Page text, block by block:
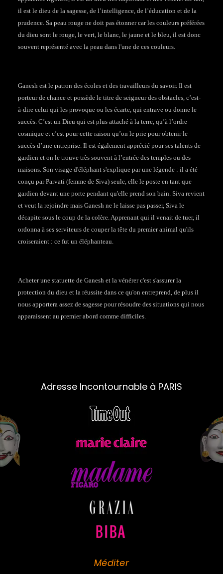
il est le dieu de la sagesse, de l’intelligence, de l’éducation et de la
prudence. Sa peau rouge ne doit pas étonner car les couleurs préférées
du dieu sont le rouge, le vert, le blanc, le jaune et le bleu, il est donc
souvent représenté avec la peau dans l'une de ces couleurs.
Ganesh est le patron des écoles et des travailleurs du savoir. Il est
porteur de chance et possède le titre de seigneur des obstacles, c’est-
à-dire celui qui les provoque ou les écarte, qui entrave ou donne le
succès. C’est un Dieu qui est plus attaché à la terre, qu’à l’ordre
cosmique et c’est pour cette raison qu’on le prie pour obtenir le
succès d’une entreprise. Il est également apprécié pour ses talents de
gardien et on le trouve très souvent à l’entrée des temples ou des
maisons. Son visage d'éléphant s'explique par une légende : il a été
conçu par Parvati (femme de Siva) seule, elle le poste en tant que
gardien devant une porte pendant qu'elle prend son bain. Siva revient
et veut la rejoindre mais Ganesh ne le laisse pas passer, Siva le
décapite sous le coup de la colère. Apprenant qui il venait de tuer, il
ordonna à ses serviteurs de couper la tête du premier animal qu'ils
croiseraient : ce fut un éléphanteau.
Acheter une statuette de Ganesh et la vénérer c'est s'assurer la
protection du dieu et la réussite dans ce qu'on entreprend, de plus il
nous apportera assez de sagesse pour résoudre des situations qui nous
apparaissent au premier abord comme difficiles.
Adresse Incontournable à PARIS
Méditer